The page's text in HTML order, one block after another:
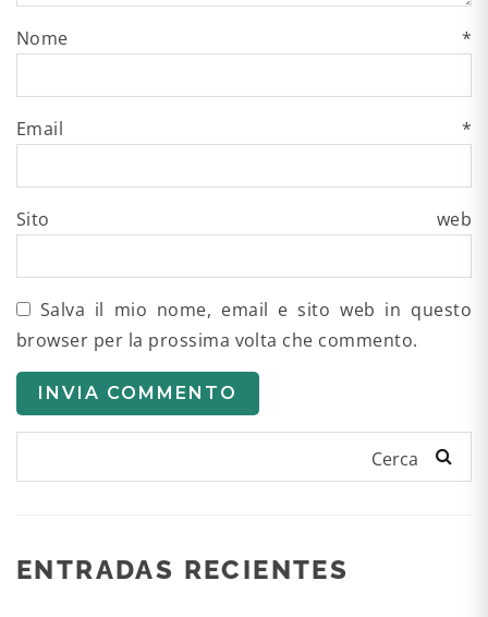
Nome *
Email *
Sito web
Salva il mio nome, email e sito web in questo
browser per la prossima volta che commento.
Cerca
ENTRADAS RECIENTES